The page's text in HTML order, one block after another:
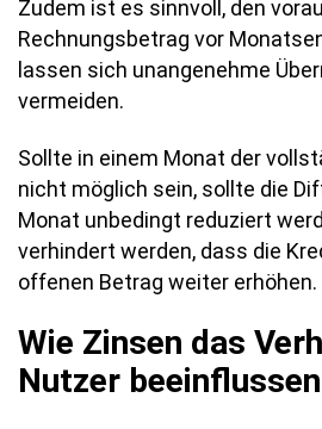
Zudem ist es sinnvoll, den
Rechnungsbetrag vor
lassen sich unangenehme
vermeiden.
Sollte in einem Monat der
nicht möglich sein, sollte die
Monat unbedingt reduziert
verhindert werden, dass die
offenen Betrag weiter erhöhen.
Wie Zinsen das
Nutzer beeinflussen